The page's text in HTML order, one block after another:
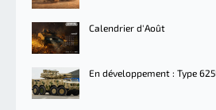
Calendrier d'Août
En développement : Type